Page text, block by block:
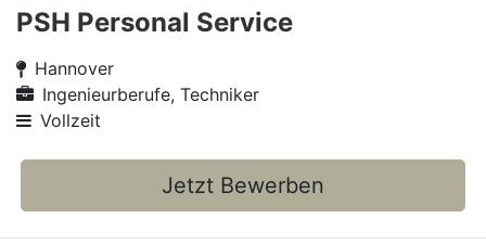
PSH Personal Service
Hannover
Ingenieurberufe, Techniker
Vollzeit
Jetzt Bewerben